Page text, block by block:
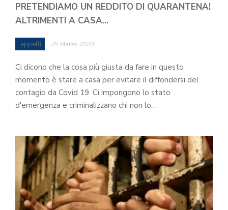
PRETENDIAMO UN REDDITO DI QUARANTENA!
ALTRIMENTI A CASA…
appelli 25 Marzo 2020
Ci dicono che la cosa più giusta da fare in questo
momento è stare a casa per evitare il diffondersi del
contagio da Covid 19. Ci impongono lo stato
d'emergenza e criminalizzano chi non lo…